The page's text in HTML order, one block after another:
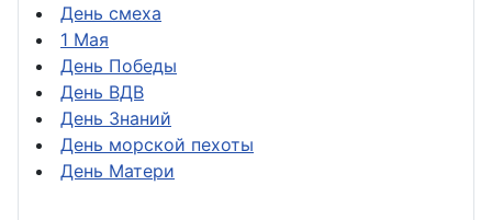
День смеха
1 Мая
День Победы
День ВДВ
День Знаний
День морской пехоты
День Матери